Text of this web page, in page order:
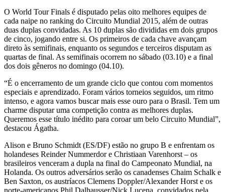
O World Tour Finals é disputado pelas oito melhores equipes de
cada naipe no ranking do Circuito Mundial 2015, além de outras
duas duplas convidadas. As 10 duplas são divididas em dois grupos
de cinco, jogando entre si. Os primeiros de cada chave avançam
direto às semifinais, enquanto os segundos e terceiros disputam as
quartas de final. As semifinais ocorrem no sábado (03.10) e a final
dos dois gêneros no domingo (04.10).
“É o encerramento de um grande ciclo que contou com momentos
especiais e aprendizado. Foram vários torneios seguidos, um ritmo
intenso, e agora vamos buscar mais esse ouro para o Brasil. Tem um
charme disputar uma competição contra as melhores duplas.
Queremos esse título inédito para coroar um belo Circuito Mundial”,
destacou Ágatha.
Alison e Bruno Schmidt (ES/DF) estão no grupo B e enfrentam os
holandeses Reinder Nummerdor e Christiaan Varenhorst – os
brasileiros venceram a dupla na final do Campeonato Mundial, na
Holanda. Os outros adversários serão os canadenses Chaim Schalk e
Ben Saxton, os austríacos Clemens Doppler/Alexander Horst e os